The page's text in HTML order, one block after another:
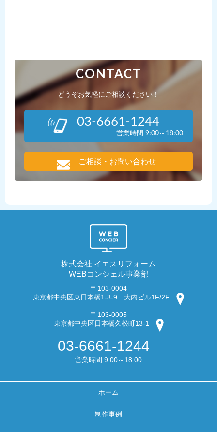
CONTACT
どうぞお気軽にご相談ください！
03-6661-1244
営業時間 9:00～18:00
ご相談・お問い合わせ
株式会社 イエスリフォーム
WEBコンシェル事業部
〒103-0004
東京都中央区東日本橋1-3-9 大内ビル1F/2F
〒103-0005
東京都中央区日本橋久松町13-1
03-6661-1244
営業時間 9:00～18:00
ホーム
制作事例